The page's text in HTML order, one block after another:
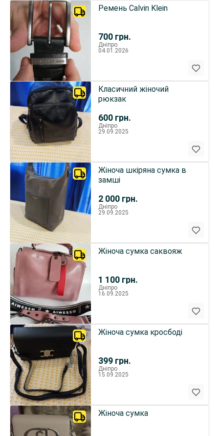
700 грн.
Ремень Calvin Klein
Дніпро
04.01.2026
600 грн.
Класичний жіночий
рюкзак
Дніпро
29.09.2025
2 000 грн.
Жіноча шкіряна сумка в
замші
Дніпро
29.09.2025
1 100 грн.
Жіноча сумка саквояж
Дніпро
16.09.2025
399 грн.
Жіноча сумка кросбоді
Дніпро
15.09.2025
Жіноча сумка